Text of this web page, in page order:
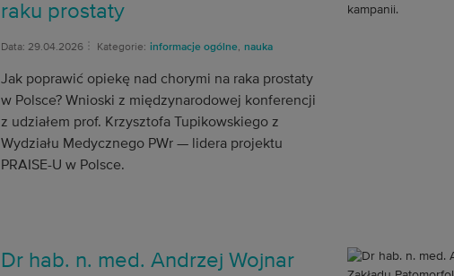
raku prostaty
Data: 29.04.2026 Kategorie: informacje ogólne, nauka
Jak poprawić opiekę nad chorymi na raka prostaty
w Polsce? Wnioski z międzynarodowej konferencji
z udziałem prof. Krzysztofa Tupikowskiego z
Wydziału Medycznego PWr — lidera projektu
PRAISE-U w Polsce.
Dr hab. n. med. Andrzej Wojnar